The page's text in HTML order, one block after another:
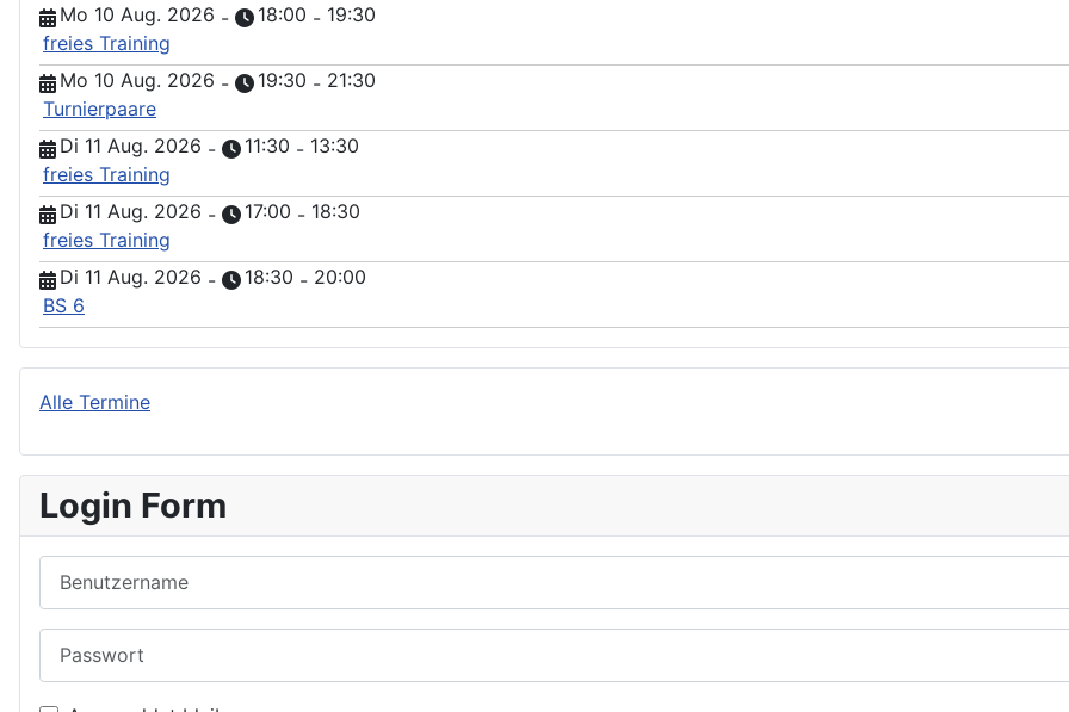
Mo 10 Aug. 2026 - 18:00 - 19:30
freies Training
Mo 10 Aug. 2026 - 19:30 - 21:30
Turnierpaare
Di 11 Aug. 2026 - 11:30 - 13:30
freies Training
Di 11 Aug. 2026 - 17:00 - 18:30
freies Training
Di 11 Aug. 2026 - 18:30 - 20:00
BS 6
Alle Termine
Login Form